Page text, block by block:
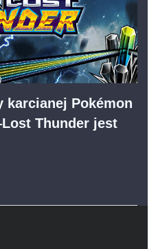
karcianej Pokémon
Thunder jest